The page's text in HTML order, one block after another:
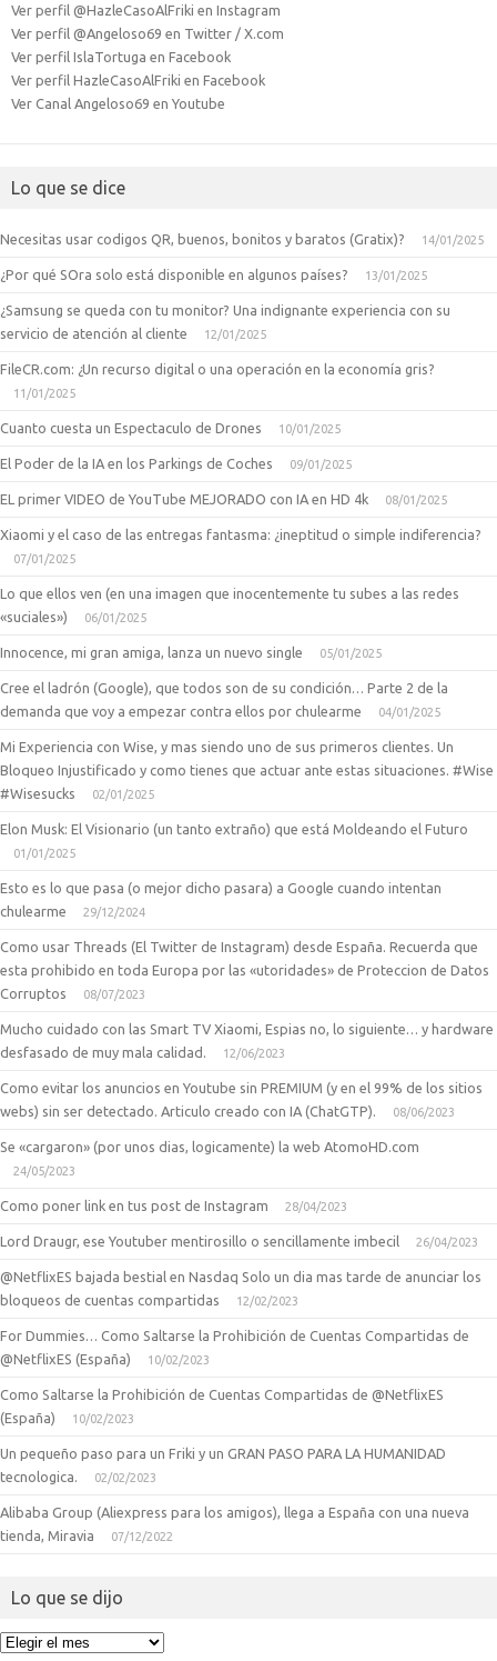
Ver perfil @HazleCasoAlFriki en Instagram
Ver perfil @Angeloso69 en Twitter / X.com
Ver perfil IslaTortuga en Facebook
Ver perfil HazleCasoAlFriki en Facebook
Ver Canal Angeloso69 en Youtube
Lo que se dice
Necesitas usar codigos QR, buenos, bonitos y baratos (Gratix)? 14/01/2025
¿Por qué SOra solo está disponible en algunos países? 13/01/2025
¿Samsung se queda con tu monitor? Una indignante experiencia con su
servicio de atención al cliente
12/01/2025
FileCR.com: ¿Un recurso digital o una operación en la economía gris?
11/01/2025
Cuanto cuesta un Espectaculo de Drones 10/01/2025
El Poder de la IA en los Parkings de Coches 09/01/2025
EL primer VIDEO de YouTube MEJORADO con IA en HD 4k 08/01/2025
Xiaomi y el caso de las entregas fantasma: ¿ineptitud o simple indiferencia?
07/01/2025
Lo que ellos ven (en una imagen que inocentemente tu subes a las redes
«suciales»)
06/01/2025
Innocence, mi gran amiga, lanza un nuevo single 05/01/2025
Cree el ladrón (Google), que todos son de su condición… Parte 2 de la
demanda que voy a empezar contra ellos por chulearme
04/01/2025
Mi Experiencia con Wise, y mas siendo uno de sus primeros clientes. Un
Bloqueo Injustificado y como tienes que actuar ante estas situaciones. #Wise
#Wisesucks
02/01/2025
Elon Musk: El Visionario (un tanto extraño) que está Moldeando el Futuro
01/01/2025
Esto es lo que pasa (o mejor dicho pasara) a Google cuando intentan
chulearme
29/12/2024
Como usar Threads (El Twitter de Instagram) desde España. Recuerda que
esta prohibido en toda Europa por las «utoridades» de Proteccion de Datos
Corruptos
08/07/2023
Mucho cuidado con las Smart TV Xiaomi, Espias no, lo siguiente… y hardware
desfasado de muy mala calidad.
12/06/2023
Como evitar los anuncios en Youtube sin PREMIUM (y en el 99% de los sitios
webs) sin ser detectado. Articulo creado con IA (ChatGTP).
08/06/2023
Se «cargaron» (por unos dias, logicamente) la web AtomoHD.com
24/05/2023
Como poner link en tus post de Instagram 28/04/2023
Lord Draugr, ese Youtuber mentirosillo o sencillamente imbecil 26/04/2023
@NetflixES bajada bestial en Nasdaq Solo un dia mas tarde de anunciar los
bloqueos de cuentas compartidas
12/02/2023
For Dummies… Como Saltarse la Prohibición de Cuentas Compartidas de
@NetflixES (España)
10/02/2023
Como Saltarse la Prohibición de Cuentas Compartidas de @NetflixES
(España)
10/02/2023
Un pequeño paso para un Friki y un GRAN PASO PARA LA HUMANIDAD
tecnologica.
02/02/2023
Alibaba Group (Aliexpress para los amigos), llega a España con una nueva
tienda, Miravia
07/12/2022
Lo que se dijo
Lo